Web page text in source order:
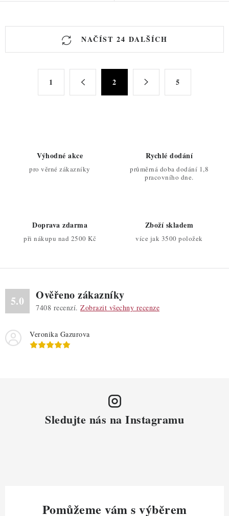
O
l
u
NAČÍST 24 DALŠÍCH
1 2 5
Výhodné akce
pro věrné zákazníky
Rychlé dodání
průměrná doba dodání 1,8
pracovního dne.
Doprava zdarma
při nákupu nad 2500 Kč
Zboží skladem
více jak 3500 položek
5.0 Ověřeno zákazníky
7408 recenzí. Zobrazit všechny recenze
Veronika Gazurova
Sledujte nás na Instagramu
Pomůžeme vám s výběrem